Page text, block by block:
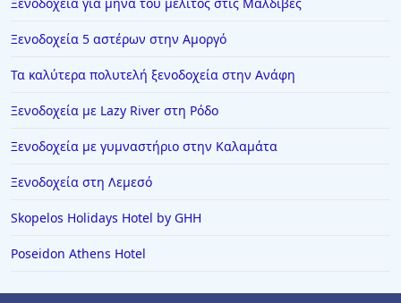
Ξενοδοχεία στην Τρίπολη
Ξενοδοχεία στην Κινέτα
Ξενοδοχεία στην Πέρδικα
Ξενοδοχεία στην Κόνιτσα
Ξενοδοχεία στην Ασπροβάλτα
Ξενοδοχεία στη Νέα Καλλικράτεια
Ξενοδοχεία στους Άγιους Θεόδωρους
Ξενοδοχεία 5 αστέρων στην Αμοργό
Τα καλύτερα πολυτελή ξενοδοχεία στην Ανάφη
Ξενοδοχεία με Lazy River στη Ρόδο
Ξενοδοχεία με γυμναστήριο στην Καλαμάτα
Ξενοδοχεία στη Λεμεσό
Skopelos Holidays Hotel by GHH
Poseidon Athens Hotel